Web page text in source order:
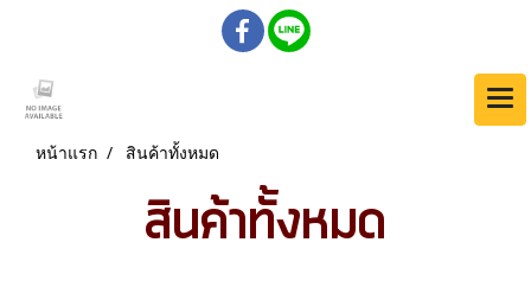
หน้าแรก สินค้าทั้งหมด
สินค้าทั้งหมด